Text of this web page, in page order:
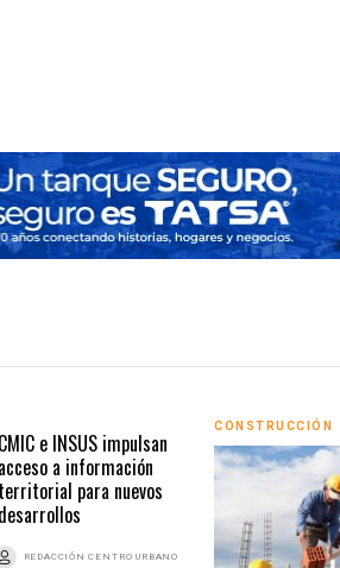
CMIC e INSUS impulsan
acceso a información
territorial para nuevos
desarrollos
REDACCIÓN CENTRO URBANO
CONSTRUCCIÓN